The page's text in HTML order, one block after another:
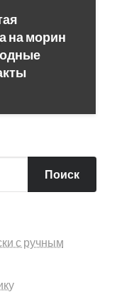
на морин
Поиск
с ручным